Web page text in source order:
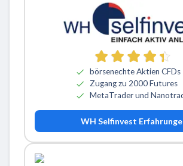
börsenechte Aktien CFDs
Zugang zu 2000 Futures
MetaTrader und
WH Selfinvest